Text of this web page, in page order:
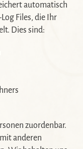
automatisch
Files, die Ihr
Dies sind:
zuordenbar.
anderen